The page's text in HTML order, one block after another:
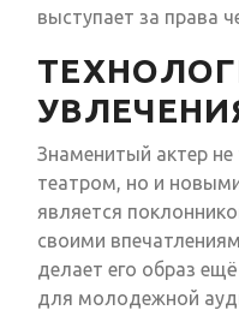
выступает за права
Знаменитый актер не
театром, но и
является
своими
делает его образ
для молодежной